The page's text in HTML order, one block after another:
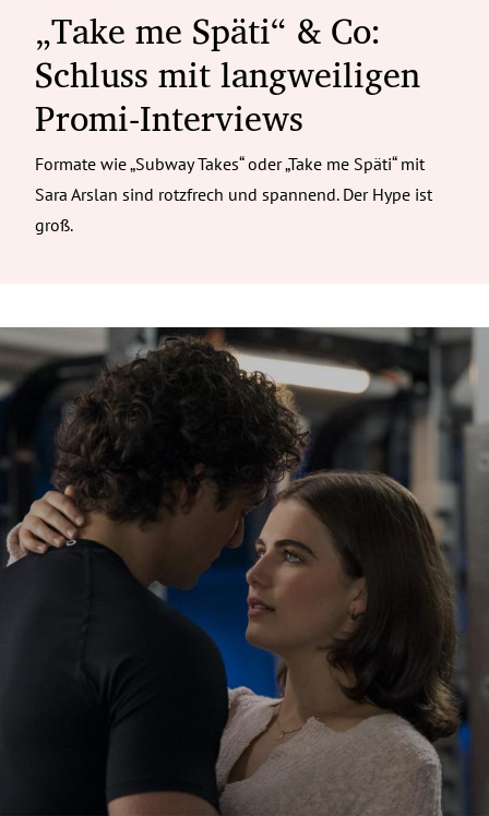
„Take me Späti“ & Co:
Schluss mit langweiligen
Promi-Interviews
Formate wie „Subway Takes“ oder „Take me Späti“ mit
Sara Arslan sind rotzfrech und spannend. Der Hype ist
groß.